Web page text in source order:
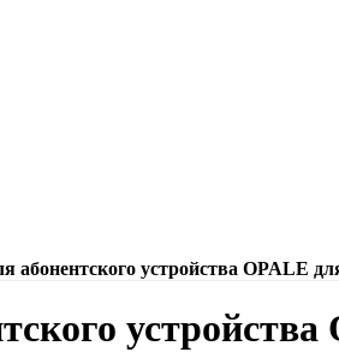
абонентского устройства OPALE